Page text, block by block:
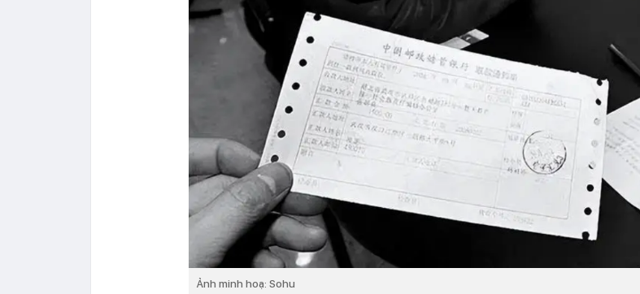
Ảnh minh hoạ: Sohu